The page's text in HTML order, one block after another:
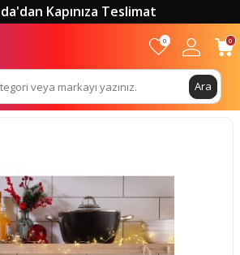
Kapınıza Teslimat
Ara
0 0